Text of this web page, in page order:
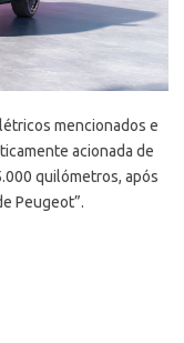
mencionados e
acionada de
quilómetros, após
Peugeot”.